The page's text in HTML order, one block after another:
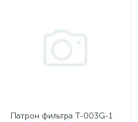
Патрон фильтра T-003G-1